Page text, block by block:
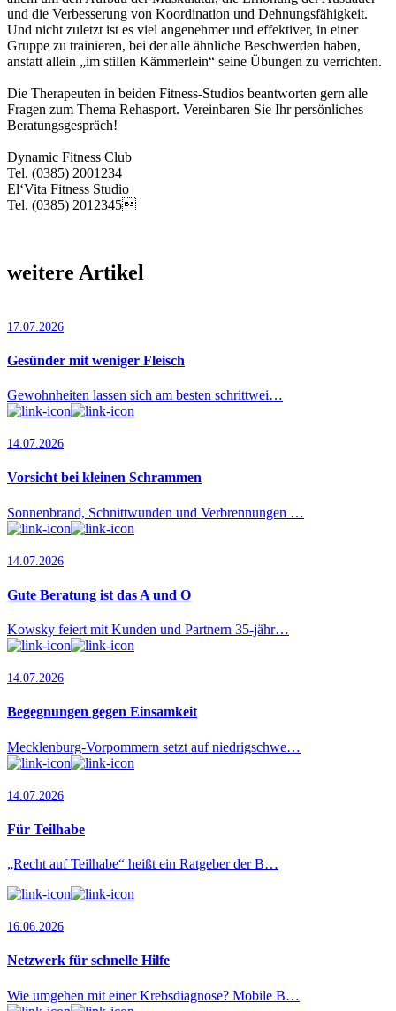
und die Verbesserung von Koordination und Dehnungsfähigkeit.
Und nicht zuletzt ist es viel angenehmer und effektiver, in einer
Gruppe zu trainieren, bei der alle ähnliche Beschwerden haben,
anstatt allein „im stillen Kämmerlein“ seine Übungen zu verrichten.
Die Therapeuten in beiden Fitness-Studios beantworten gern alle
Fragen zum Thema Rehasport. Vereinbaren Sie Ihr persönliches
Beratungsgespräch!
Dynamic Fitness Club
Tel. (0385) 2001234
El‘Vita Fitness Studio
Tel. (0385) 2012345
weitere Artikel
17.07.2026
Gesünder mit weniger Fleisch
Gewohnheiten lassen sich am besten schrittwei…
14.07.2026
Vorsicht bei kleinen Schrammen
Sonnenbrand, Schnittwunden und Verbrennungen …
14.07.2026
Gute Beratung ist das A und O
Kowsky feiert mit Kunden und Partnern 35-jähr…
14.07.2026
Begegnungen gegen Einsamkeit
Mecklenburg-Vorpommern setzt auf niedrigschwe…
14.07.2026
Für Teilhabe
„Recht auf Teilhabe“ heißt ein Ratgeber der B…
16.06.2026
Netzwerk für schnelle Hilfe
Wie umgehen mit einer Krebsdiagnose? Mobile B…